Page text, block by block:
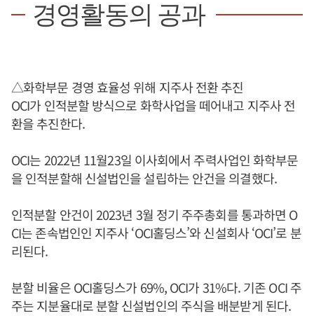
경영활동의 공과
△화학부문 경영 효율성 위해 지주사 전환 추진
OCI가 인적분할 방식으로 화학사업을 떼어내고 지주사 전
환을 추진한다.
OCI는 2022년 11월23일 이사회에서 주력사업인 화학부문
을 인적분할해 신설법인을 설립하는 안건을 의결했다.
인적분할 안건이 2023년 3월 정기 주주총회를 통과하면 O
CI는 존속법인인 지주사 ‘OCI홀딩스’와 신설회사 ‘OCI’로 분
리된다.
분할 비율은 OCI홀딩스가 69%, OCI가 31%다. 기존 OCI 주
주는 지분율대로 분할 신설법인의 주식을 배분받게 된다.